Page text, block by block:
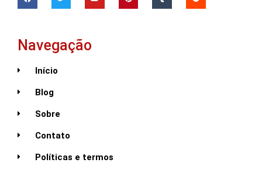
Navegação
Início
Blog
Sobre
Contato
Políticas e termos